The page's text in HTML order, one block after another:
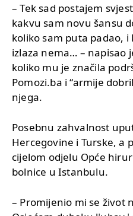
– Tek sad postajem
kakvu sam novu šansu
koliko sam puta padao,
izlaza nema… – napisao
koliko mu je značila
Pomozi.ba i “armije
njega.
Posebnu zahvalnost
Hercegovine i Turske, a
cijelom odjelu Opće
bolnice u Istanbulu.
– Promijenio mi se život